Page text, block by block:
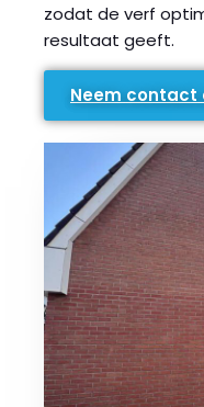
zodat de verf
resultaat geeft.
Neem contact